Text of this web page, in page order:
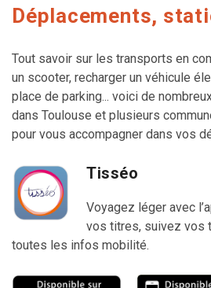
Déplacements,
Tout savoir sur les transports en
un scooter, recharger un véhicule
place de parking... voici de
dans Toulouse et plusieurs
pour vous accompagner dans vos
Tisséo
Voyagez léger avec
vos titres, suivez vos
toutes les infos mobilité.